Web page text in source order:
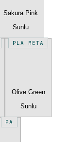
Sakura Pink
Sunlu
PLA META
Olive Green
Sunlu
PA